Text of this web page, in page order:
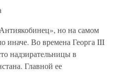
но на самом
иначе. Во времена Георга III
надзирательницы в
Главной ее